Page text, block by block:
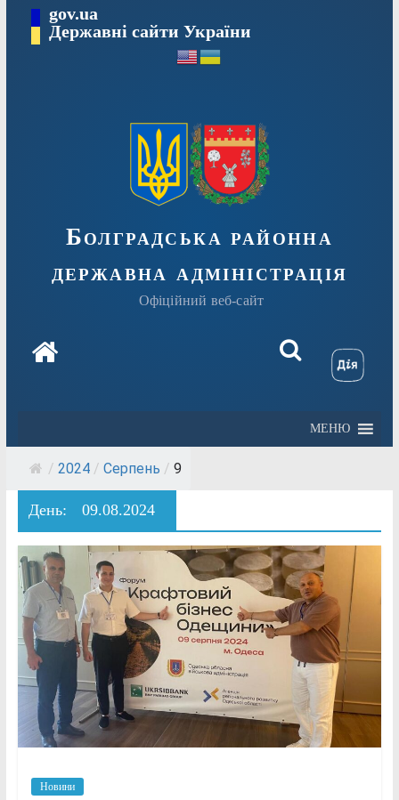
Перейтиgov.ua
Державні сайти України
Болградська районна
державна адміністрація
Офіційний веб-сайт
МЕНЮ
/ 2024 / Серпень / 9
День: 09.08.2024
Новини